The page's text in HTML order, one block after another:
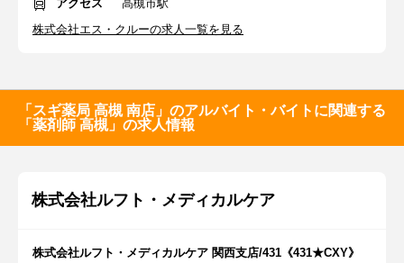
アクセス
高槻市駅
株式会社エス・クルーの求人一覧を見る
「スギ薬局 高槻 南店」のアルバイト・バイトに関連する
「薬剤師 高槻」の求人情報
株式会社ルフト・メディカルケア
株式会社ルフト・メディカルケア 関西支店/431《431★CXY》